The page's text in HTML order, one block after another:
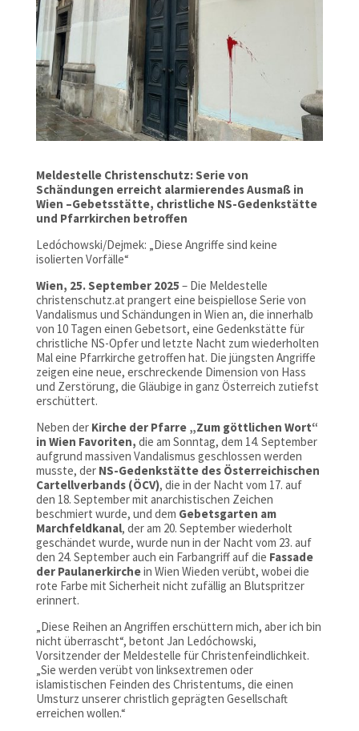
Meldestelle Christenschutz: Serie von
Schändungen erreicht alarmierendes Ausmaß in
Wien –Gebetsstätte, christliche NS-Gedenkstätte
und Pfarrkirchen betroffen
Ledóchowski/Dejmek: „Diese Angriffe sind keine
isolierten Vorfälle“
Wien, 25. September 2025 – Die Meldestelle
christenschutz.at prangert eine beispiellose Serie von
Vandalismus und Schändungen in Wien an, die innerhalb
von 10 Tagen einen Gebetsort, eine Gedenkstätte für
christliche NS-Opfer und letzte Nacht zum wiederholten
Mal eine Pfarrkirche getroffen hat. Die jüngsten Angriffe
zeigen eine neue, erschreckende Dimension von Hass
und Zerstörung, die Gläubige in ganz Österreich zutiefst
erschüttert.
Neben der Kirche der Pfarre „Zum göttlichen Wort“
in Wien Favoriten, die am Sonntag, dem 14. September
aufgrund massiven Vandalismus geschlossen werden
musste, der NS-Gedenkstätte des Österreichischen
Cartellverbands (ÖCV), die in der Nacht vom 17. auf
den 18. September mit anarchistischen Zeichen
beschmiert wurde, und dem Gebetsgarten am
Marchfeldkanal, der am 20. September wiederholt
geschändet wurde, wurde nun in der Nacht vom 23. auf
den 24. September auch ein Farbangriff auf die Fassade
der Paulanerkirchein Wien Wieden verübt, wobei die
rote Farbe mit Sicherheit nicht zufällig an Blutspritzer
erinnert.
„Diese Reihen an Angriffen erschüttern mich, aber ich bin
nicht überrascht“, betont Jan Ledóchowski,
Vorsitzender der Meldestelle für Christenfeindlichkeit.
„Sie werden verübt von linksextremen oder
islamistischen Feinden des Christentums, die einen
Umsturz unserer christlich geprägten Gesellschaft
erreichen wollen.“